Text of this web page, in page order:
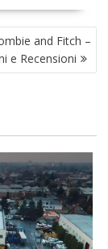
and Fitch –
e Recensioni